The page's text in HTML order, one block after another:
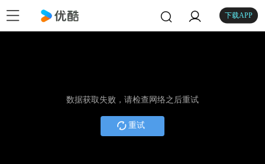
下载APP
数据获取失败，请检查网络之后重试
重试